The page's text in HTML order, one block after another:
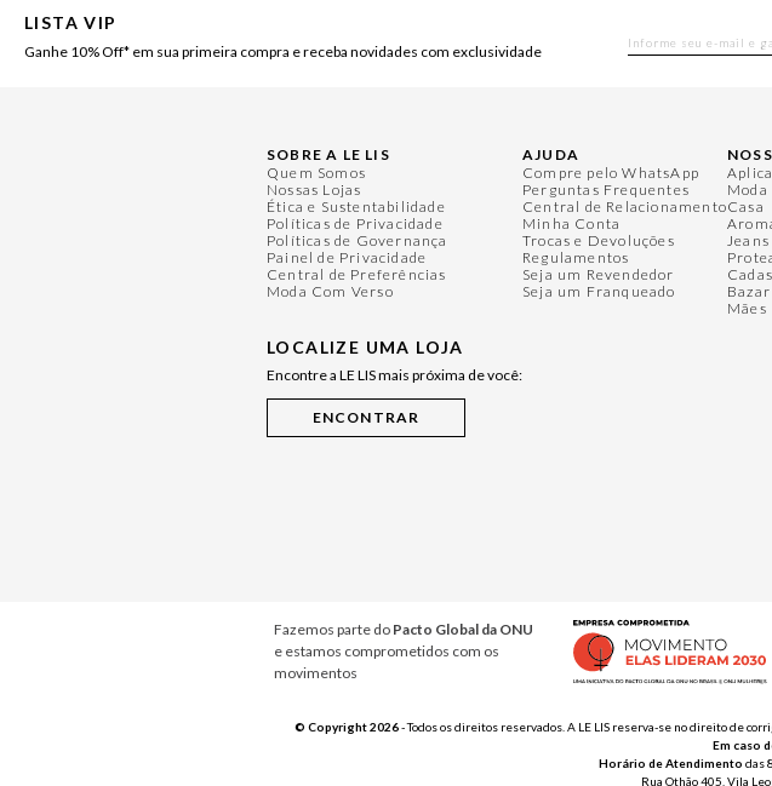
LISTA VIP
Ganhe 10% Off* em sua primeira compra e receba novidades com exclusividade
SOBRE A LE LIS
Quem Somos
Nossas Lojas
Ética e Sustentabilidade
Políticas de Privacidade
Políticas de Governança
Painel de Privacidade
Central de Preferências
Moda Com Verso
LOCALIZE UMA LOJA
Encontre a LE LIS mais próxima de você:
AJUDA
Compre pelo WhatsApp
Perguntas Frequentes
Central de Relacionamento
Minha Conta
Trocas e Devoluções
Regulamentos
Seja um Revendedor
Seja um Franqueado
Moda
Casa
Jeans
Bazar
Mães
Fazemos parte do Pacto Global da ONU
e estamos comprometidos com os
movimentos
© Copyright 2026- Todos os direitos reservados. A LE LIS reserva-se no direito de
Em caso
Horário de Atendimento das
Rua Othão 405, Vila